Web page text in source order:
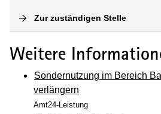
Zur zuständigen Stelle
Weitere
Sondernutzung im Bereich
verlängern
Amt24-Leistung